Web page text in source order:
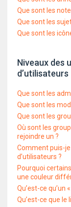
Que sont les
Que sont les
Que sont les
Niveaux des
d’utilisateurs
Que sont les
Que sont les
Que sont les
Où sont les
rejoindre un ?
Comment puis-je
d’utilisateurs ?
Pourquoi
une couleur
Qu’est-ce qu’un
Qu’est-ce que le